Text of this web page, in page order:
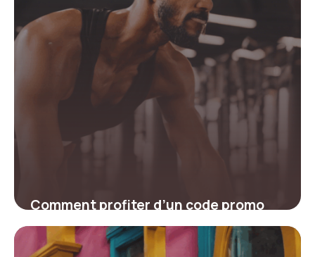
Comment profiter d’un code promo
Freeletics pour booster votre
entraînement